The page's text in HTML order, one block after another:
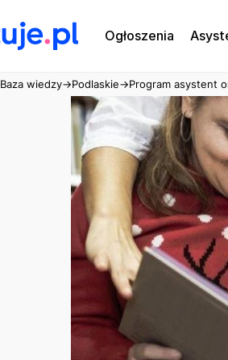
Ogłoszenia
Baza wiedzy→Podlaskie→Program asystent